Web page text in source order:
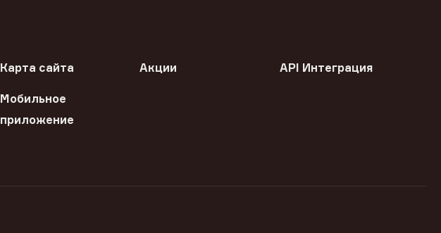
Карта сайта Акции API Интеграция
Мобильное
приложение